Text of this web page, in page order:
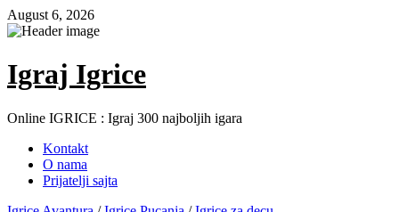
Skip
to
August 6, 2026
Igraj Igrice
Online IGRICE : Igraj 300 najboljih igara
Kontakt
O nama
Prijatelji sajta